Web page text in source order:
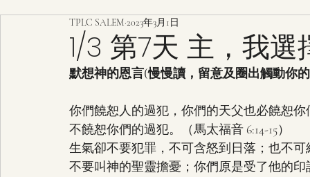
1/3 第7天 主，我選
TPLC SALEM 2023年3月1日
默想神的恩言(慢慢讀，留意及圈出觸動你
你們饒恕人的過犯，你們的天父也必饒恕
不饒恕你們的過犯。（馬太福音 6:14-15）
生氣卻不要犯罪，不可含怒到日落；也不可
不要叫神的聖靈擔憂；你們原是受了他的